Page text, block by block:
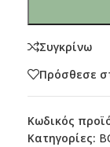
Συγκρίνω
Πρόσθεσε
Κωδικός
Κατηγορίες: